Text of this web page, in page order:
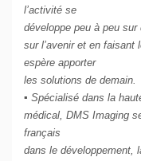
l’activité se
développe peu à peu
sur l’avenir et en faisant
espère apporter
les solutions de demain.
▪ Spécialisé dans la
médical, DMS Imaging
français
dans le développement,